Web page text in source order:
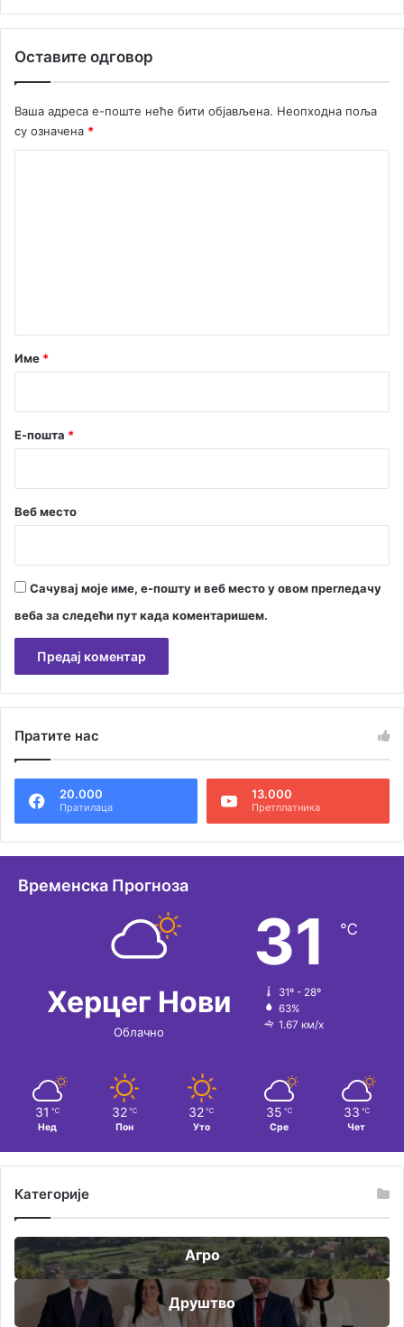
е
н
и
в
Оставите одговор
Ваша адреса е-поште неће бити објављена. Неопходна поља
су означена *
р
Име *
Е-пошта *
Веб место
Сачувај моје име, е-пошту и веб место у овом прегледачу
веба за следећи пут када коментаришем.
т
н
т
Пратите нас
20.000
Пратилаца
13.000
Претплатника
Временска Прогноза
Херцег Нови
Облачно
31 ℃
31º - 28º
63%
1.67 км/х
31 ℃
Нед
32 ℃
Пон
32 ℃
Уто
35 ℃
Сре
33 ℃
Чет
Категорије
Агро
Друштво